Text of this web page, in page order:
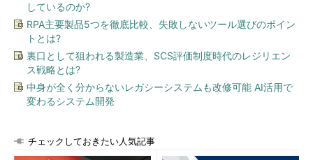
しているのか?
RPA主要製品5つを徹底比較、失敗しないツール選びのポイン
トとは?
裏口として狙われる製造業、SCS評価制度時代のレジリエン
ス戦略とは?
中身が全く分からないレガシーシステムも改修可能 AI活用で
変わるシステム開発
チェックしておきたい人気記事